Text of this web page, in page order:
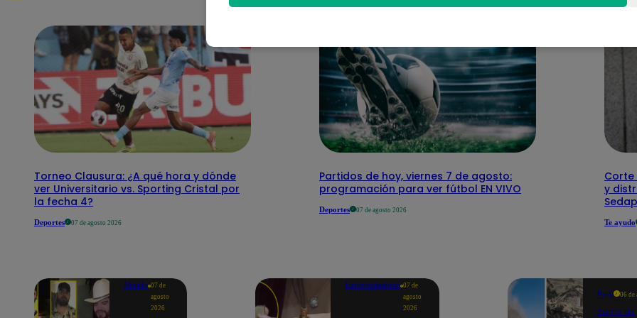
Torneo Clausura: ¿A qué hora y dónde
ver Universitario vs. Sporting Cristal por
la fecha 4?
Deportes 07 de agosto 2026
Partidos de hoy, viernes 7 de agosto:
programación para ver fútbol EN VIVO
Deportes 07 de agosto 2026
Corte
y
Te ayudo
Mundo 07 de
agosto
2026
Entretenimiento 07 de
agosto
2026
Perú 06 de
Sismo de